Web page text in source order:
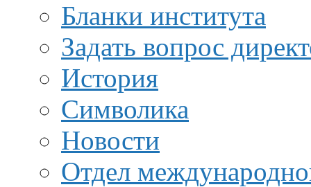
Бланки института
Задать вопрос
История
Символика
Новости
Отдел